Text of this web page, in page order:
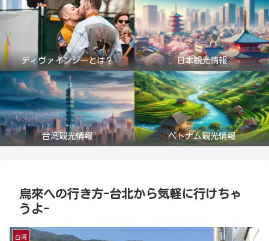
ディヴァインジーとは？ 日本観光情報
台湾観光情報 ベトナム観光情報
烏來への行き方-台北から気軽に行けちゃ
うよ-
台湾